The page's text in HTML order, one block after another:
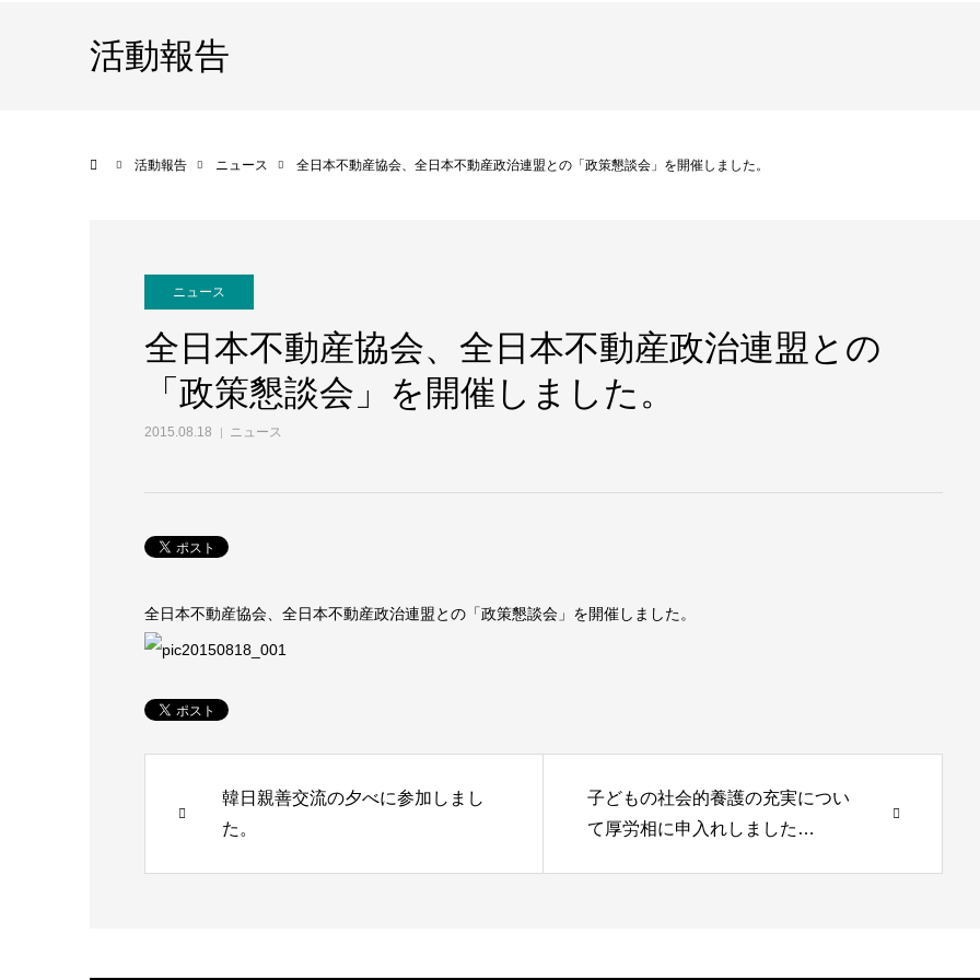
活動報告
活動報告 ニュース 全日本不動産協会、全日本不動産政治連盟との「政策懇談会」を開催しました。
ニュース
全日本不動産協会、全日本不動産政治連盟との
「政策懇談会」を開催しました。
2015.08.18 ニュース
全日本不動産協会、全日本不動産政治連盟との「政策懇談会」を開催しました。
韓日親善交流の夕べに参加しまし
た。
子どもの社会的養護の充実につい
て厚労相に申入れしました…